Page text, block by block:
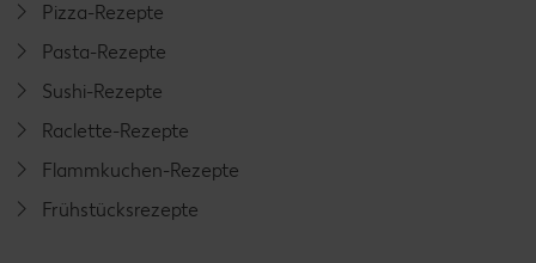
Pizza-Rezepte
Pasta-Rezepte
Sushi-Rezepte
Raclette-Rezepte
Flammkuchen-Rezepte
Frühstücksrezepte